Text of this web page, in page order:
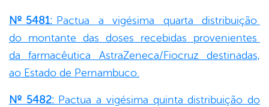
Nº 5481: Pactua a vigésima quarta distribuição
do montante das doses recebidas provenientes
da farmacêutica AstraZeneca/Fiocruz destinadas,
ao Estado de Pernambuco.
Nº 5482: Pactua a vigésima quinta distribuição do